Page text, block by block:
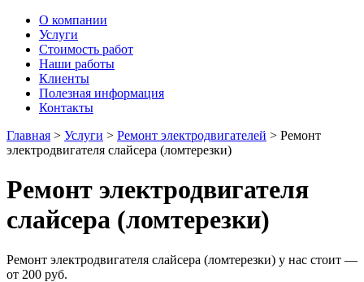
О компании
Услуги
Стоимость работ
Наши работы
Клиенты
Полезная информация
Контакты
Главная > Услуги > Ремонт электродвигателей > Ремонт
электродвигателя слайсера (ломтерезки)
Ремонт электродвигателя
слайсера (ломтерезки)
Ремонт электродвигателя слайсера (ломтерезки) у нас стоит —
от 200 руб.